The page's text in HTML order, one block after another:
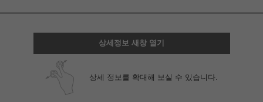
상세정보 새창 열기
상세 정보를 확대해 보실 수 있습니다.